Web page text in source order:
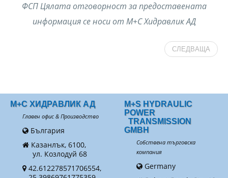
ФСП Цялата отговорност за предоставената
информация се носи от М+С Хидравлик АД
СЛЕДВАЩА
М+С ХИДРАВЛИК АД
Главен офис & Производство
България
Казанлък, 6100,
ул. Козлодуй 68
42.612278571706554,
M+S HYDRAULIC
POWER
TRANSMISSION
GMBH
Собствена търговска
компания
Germany